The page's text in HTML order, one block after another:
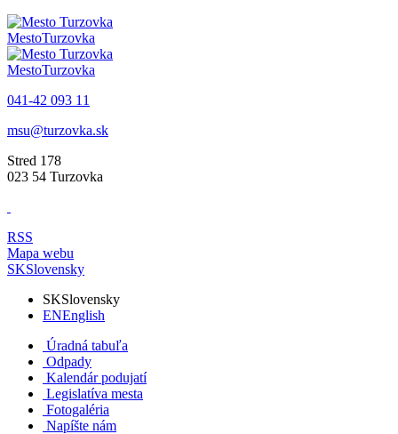
MestoTurzovka
MestoTurzovka
041-42 093 11
msu@turzovka.sk
Stred 178
023 54 Turzovka
RSS
Mapa webu
SKSlovensky
SKSlovensky
ENEnglish
Úradná tabuľa
Odpady
Kalendár podujatí
Legislatíva mesta
Fotogaléria
Napíšte nám